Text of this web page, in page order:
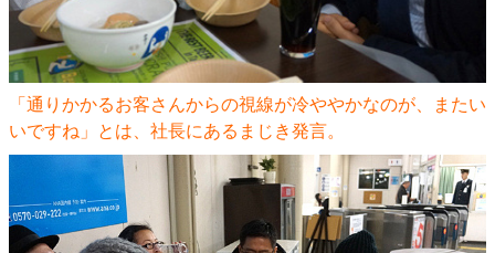
「通りかかるお客さんからの視線が冷ややかなのが、またい
いですね」とは、社長にあるまじき発言。